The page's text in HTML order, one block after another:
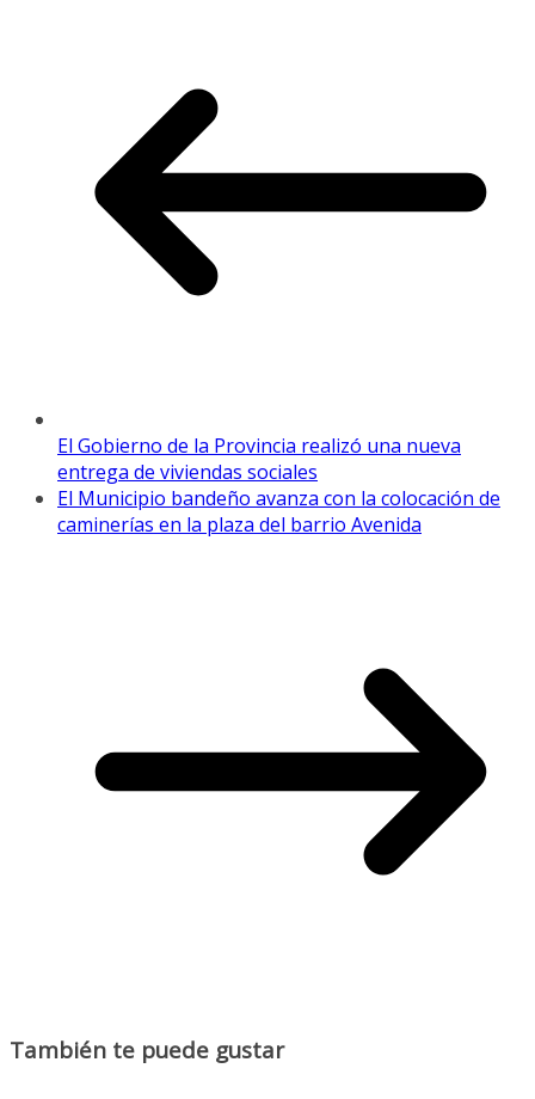
El Gobierno de la Provincia realizó una nueva
entrega de viviendas sociales
El Municipio bandeño avanza con la colocación de
caminerías en la plaza del barrio Avenida
También te puede gustar